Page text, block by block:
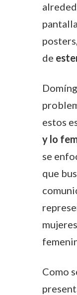
de
estos
y lo
se
que
Como